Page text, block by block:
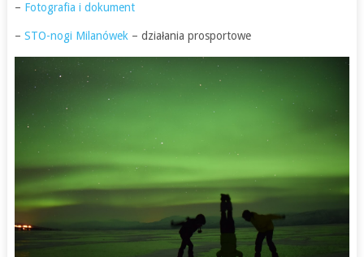
– Fotografia i dokument
– STO-nogi Milanówek – działania prosportowe